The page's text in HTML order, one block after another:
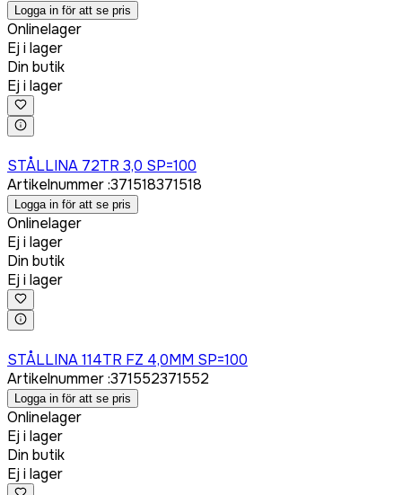
Logga in för att se pris
Onlinelager
Ej i lager
Din butik
Ej i lager
STÅLLINA 72TR 3,0 SP=100
Artikelnummer:371518371518
Logga in för att se pris
Onlinelager
Ej i lager
Din butik
Ej i lager
STÅLLINA 114TR FZ 4,0MM SP=100
Artikelnummer:371552371552
Logga in för att se pris
Onlinelager
Ej i lager
Din butik
Ej i lager